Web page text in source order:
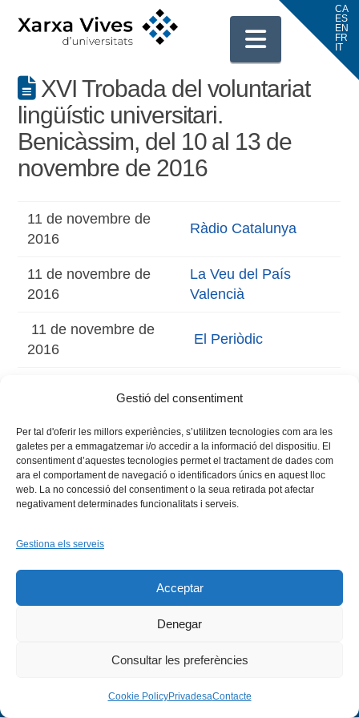
Gestió del consentiment
Per tal d'oferir les millors experiències, s’utilitzen tecnologies com ara les
galetes per a emmagatzemar i/o accedir a la informació del dispositiu. El
consentiment d’aquestes tecnologies permet el tractament de dades com
ara el comportament de navegació o identificadors únics en aquest lloc
web. La no concessió del consentiment o la seua retirada pot afectar
negativament determinades funcionalitats i serveis.
Gestiona els serveis
Acceptar
Denegar
Consultar les preferències
Cookie PolicyPrivadesaContacte
XVI Trobada del voluntariat
lingüístic universitari.
Benicàssim, del 10 al 13 de
novembre de 2016
11 de novembre de
2016
Ràdio Catalunya
11 de novembre de
2016
La Veu del País
Valencià
11 de novembre de
2016
El Periòdic
Instagram
Flickr
INICI QUI SOM
PROGRAMES
AVÍS LEGAL
Copyright © 2026 - Xarxa Vives d'Universitats